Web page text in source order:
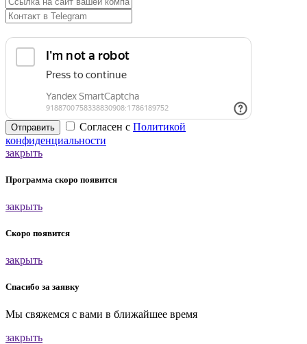
Отправить Согласен с Политикой
конфиденциальности
закрыть
Программа скоро появится
закрыть
Скоро появится
закрыть
Спасибо за заявку
Мы свяжемся с вами в ближайшее время
закрыть